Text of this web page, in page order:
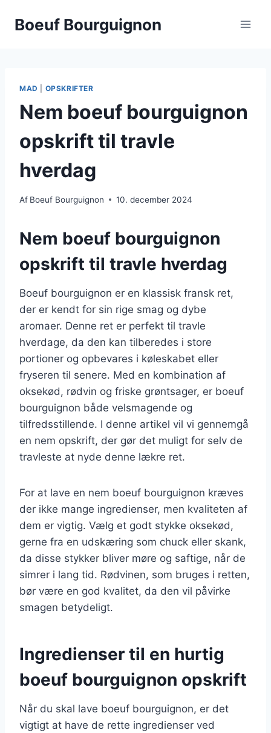
Boeuf Bourguignon
MAD OPSKRIFTER
Nem boeuf bourguignon
opskrift til travle
hverdag
Af Boeuf Bourguignon 10. december 2024
Nem boeuf bourguignon
opskrift til travle hverdag
Boeuf bourguignon er en klassisk fransk ret,
der er kendt for sin rige smag og dybe
aromaer. Denne ret er perfekt til travle
hverdage, da den kan tilberedes i store
portioner og opbevares i køleskabet eller
fryseren til senere. Med en kombination af
oksekød, rødvin og friske grøntsager, er boeuf
bourguignon både velsmagende og
tilfredsstillende. I denne artikel vil vi gennemgå
en nem opskrift, der gør det muligt for selv de
travleste at nyde denne lækre ret.
For at lave en nem boeuf bourguignon kræves
der ikke mange ingredienser, men kvaliteten af
dem er vigtig. Vælg et godt stykke oksekød,
gerne fra en udskæring som chuck eller skank,
da disse stykker bliver møre og saftige, når de
simrer i lang tid. Rødvinen, som bruges i retten,
bør være en god kvalitet, da den vil påvirke
smagen betydeligt.
Ingredienser til en hurtig
boeuf bourguignon opskrift
Når du skal lave boeuf bourguignon, er det
vigtigt at have de rette ingredienser ved